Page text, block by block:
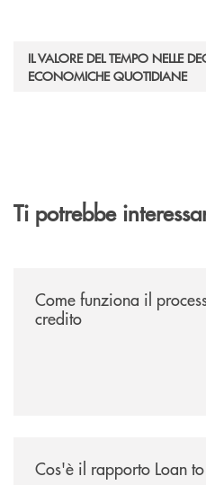
IL VALORE DEL TEMPO NELLE
ECONOMICHE QUOTIDIANE
Ti potrebbe
Come funziona il
credito
Cos'è il rapporto Loan to